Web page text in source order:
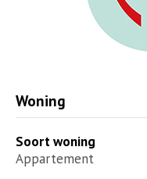
Woning
Soort woning
Appartement